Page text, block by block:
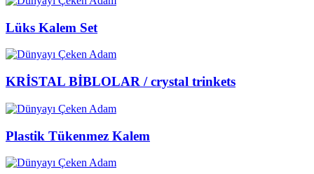
Lüks Kalem Set
KRİSTAL BİBLOLAR / crystal trinkets
Plastik Tükenmez Kalem